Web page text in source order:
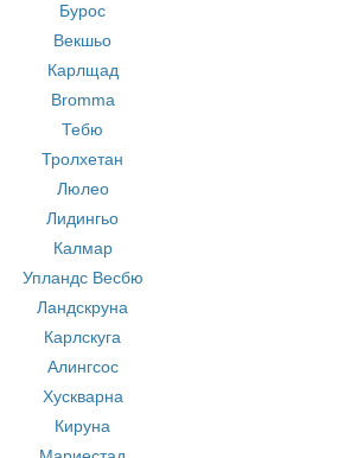
Бурос
Векшьо
Карлщад
Bromma
Тебю
Тролхетан
Люлео
Лидингьо
Калмар
Упландс Весбю
Ландскруна
Карлскуга
Алингсос
Хускварна
Кируна